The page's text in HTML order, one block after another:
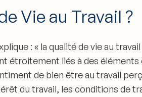
Vie au Travail ?
: « la qualité de vie au
étroitement liés à des
de bien être au travail
du travail, les conditions de